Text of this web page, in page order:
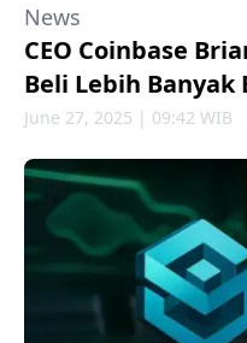
News
CEO Coinbase
Beli Lebih
June 27, 2025 | 09:42 WIB